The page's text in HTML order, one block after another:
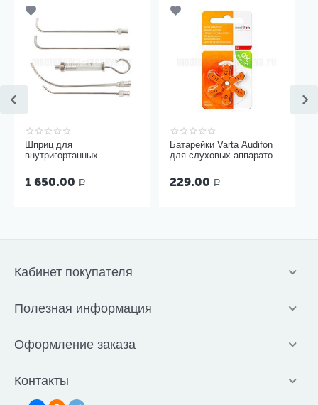
Шприц для
внутригортанных
миндалин, 5 мл Ш-14-5
1 650.00 Р
Батарейки Varta Audifon
для слуховых аппаратов
229.00 Р
Кабинет покупателя
Полезная информация
Оформление заказа
Контакты